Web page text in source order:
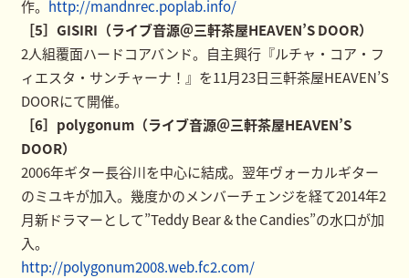
作。 http://mandnrec.poplab.info/
［5］GISIRI（ライブ音源＠三軒茶屋HEAVEN’S DOOR）
2人組覆面ハードコアバンド。自主興行『ルチャ・コア・フ
ィエスタ・サンチャーナ！』を11月23日三軒茶屋HEAVEN’S
DOORにて開催。
［6］polygonum（ライブ音源＠三軒茶屋HEAVEN’S
DOOR）
2006年ギター長谷川を中心に結成。翌年ヴォーカルギター
のミユキが加入。幾度かのメンバーチェンジを経て2014年2
月新ドラマーとして”Teddy Bear & the Candies”の水口が加
入。
http://polygonum2008.web.fc2.com/